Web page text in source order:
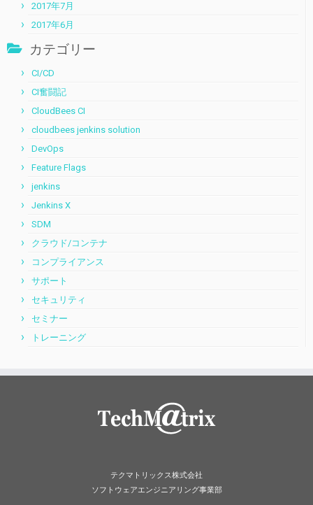
2017年7月
2017年6月
カテゴリー
CI/CD
CI奮闘記
CloudBees CI
cloudbees jenkins solution
DevOps
Feature Flags
jenkins
Jenkins X
SDM
クラウド/コンテナ
コンプライアンス
サポート
セキュリティ
セミナー
トレーニング
テクマトリックス株式会社
ソフトウェアエンジニアリング事業部